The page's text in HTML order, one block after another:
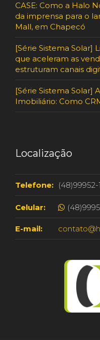
CASE: Como a Halo
da imprensa para o
Mall, em Chapecó
[Série Sistema Solar]
que aceleram as
estruturam canais
[Série Sistema Solar]
Imobiliário: Como
Localização
Telefone: (48)99952-
Celular:
E-mail: